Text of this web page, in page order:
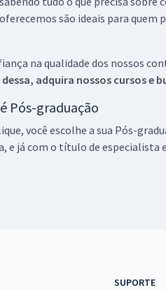
são ideais para
na qualidade dos nossos
adquira nossos cursos e
Pós-graduação
você escolhe a sua Pós-
e já com o título de especialista
SUPORTE